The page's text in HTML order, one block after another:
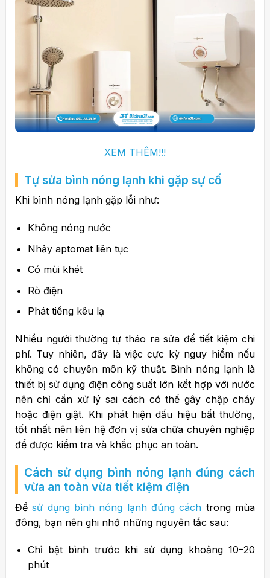
XEM THÊM!!!
Tự sửa bình nóng lạnh khi gặp sự cố
Khi bình nóng lạnh gặp lỗi như:
Không nóng nước
Nhảy aptomat liên tục
Có mùi khét
Rò điện
Phát tiếng kêu lạ
Nhiều người thường tự tháo ra sửa để tiết kiệm chi
phí. Tuy nhiên, đây là việc cực kỳ nguy hiểm nếu
không có chuyên môn kỹ thuật. Bình nóng lạnh là
thiết bị sử dụng điện công suất lớn kết hợp với nước
nên chỉ cần xử lý sai cách có thể gây chập cháy
hoặc điện giật. Khi phát hiện dấu hiệu bất thường,
tốt nhất nên liên hệ đơn vị sửa chữa chuyên nghiệp
để được kiểm tra và khắc phục an toàn.
Cách sử dụng bình nóng lạnh đúng cách
vừa an toàn vừa tiết kiệm điện
Đểsử dụng bình nóng lạnh đúng cách trong mùa
đông, bạn nên ghi nhớ những nguyên tắc sau:
Chỉ bật bình trước khi sử dụng khoảng 10–20
phút